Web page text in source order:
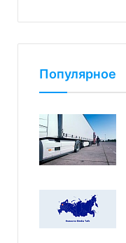
Популярное